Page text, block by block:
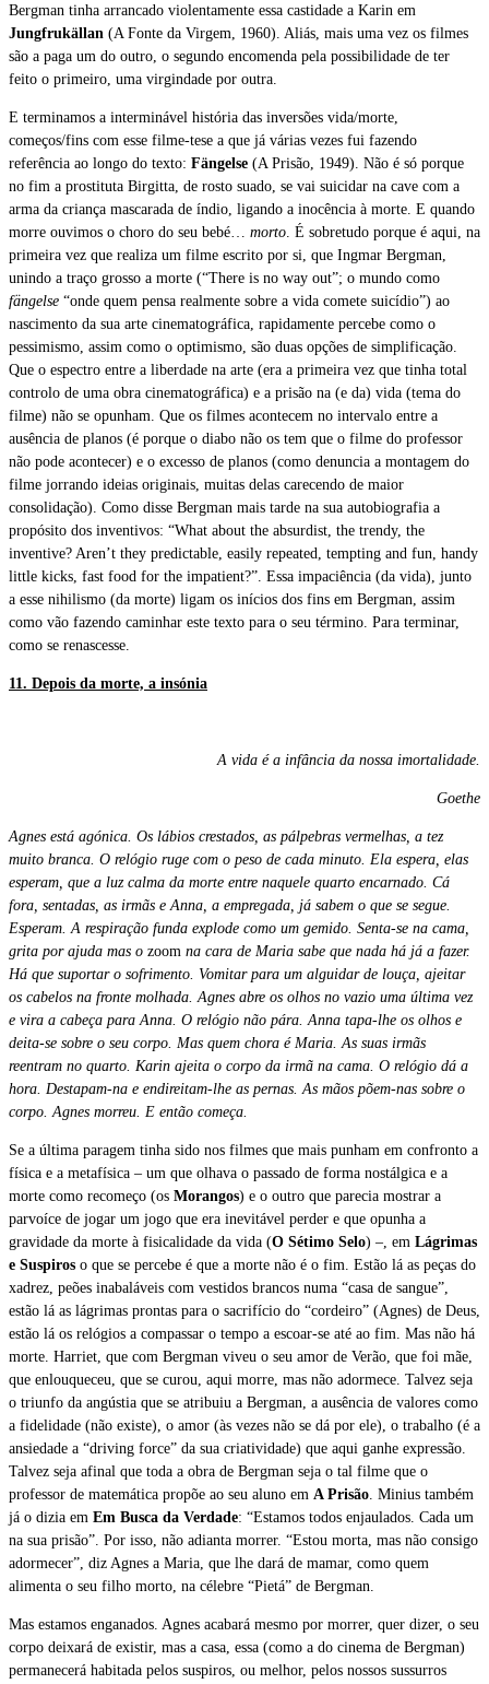
Bergman tinha arrancado violentamente essa castidade a Karin em
Jungfrukällan (A Fonte da Virgem, 1960). Aliás, mais uma vez os filmes
são a paga um do outro, o segundo encomenda pela possibilidade de ter
feito o primeiro, uma virgindade por outra.
E terminamos a interminável história das inversões vida/morte,
começos/fins com esse filme-tese a que já várias vezes fui fazendo
referência ao longo do texto: Fängelse (A Prisão, 1949). Não é só porque
no fim a prostituta Birgitta, de rosto suado, se vai suicidar na cave com a
arma da criança mascarada de índio, ligando a inocência à morte. E quando
morre ouvimos o choro do seu bebé… morto . É sobretudo porque é aqui, na
primeira vez que realiza um filme escrito por si, que Ingmar Bergman,
unindo a traço grosso a morte (“There is no way out”; o mundo como
fängelse “onde quem pensa realmente sobre a vida comete suicídio”) ao
nascimento da sua arte cinematográfica, rapidamente percebe como o
pessimismo, assim como o optimismo, são duas opções de simplificação.
Que o espectro entre a liberdade na arte (era a primeira vez que tinha total
controlo de uma obra cinematográfica) e a prisão na (e da) vida (tema do
filme) não se opunham. Que os filmes acontecem no intervalo entre a
ausência de planos (é porque o diabo não os tem que o filme do professor
não pode acontecer) e o excesso de planos (como denuncia a montagem do
filme jorrando ideias originais, muitas delas carecendo de maior
consolidação). Como disse Bergman mais tarde na sua autobiografia a
propósito dos inventivos: “What about the absurdist, the trendy, the
inventive? Aren’t they predictable, easily repeated, tempting and fun, handy
little kicks, fast food for the impatient?”. Essa impaciência (da vida), junto
a esse nihilismo (da morte) ligam os inícios dos fins em Bergman, assim
como vão fazendo caminhar este texto para o seu término. Para terminar,
como se renascesse.
11. Depois da morte, a insónia
A vida é a infância da nossa imortalidade.
Goethe
Agnes está agónica. Os lábios crestados, as pálpebras vermelhas, a tez
muito branca. O relógio ruge com o peso de cada minuto. Ela espera, elas
esperam, que a luz calma da morte entre naquele quarto encarnado. Cá
fora, sentadas, as irmãs e Anna, a empregada, já sabem o que se segue.
Esperam. A respiração funda explode como um gemido. Senta-se na cama,
grita por ajuda mas o zoom na cara de Maria sabe que nada há já a fazer.
Há que suportar o sofrimento. Vomitar para um alguidar de louça, ajeitar
os cabelos na fronte molhada. Agnes abre os olhos no vazio uma última vez
e vira a cabeça para Anna. O relógio não pára. Anna tapa-lhe os olhos e
deita-se sobre o seu corpo. Mas quem chora é Maria. As suas irmãs
reentram no quarto. Karin ajeita o corpo da irmã na cama. O relógio dá a
hora. Destapam-na e endireitam-lhe as pernas. As mãos põem-nas sobre o
corpo. Agnes morreu. E então começa.
Se a última paragem tinha sido nos filmes que mais punham em confronto a
física e a metafísica – um que olhava o passado de forma nostálgica e a
morte como recomeço (os Morangos) e o outro que parecia mostrar a
parvoíce de jogar um jogo que era inevitável perder e que opunha a
gravidade da morte à fisicalidade da vida (O Sétimo Selo) –, em Lágrimas
e Suspiros o que se percebe é que a morte não é o fim. Estão lá as peças do
xadrez, peões inabaláveis com vestidos brancos numa “casa de sangue”,
estão lá as lágrimas prontas para o sacrifício do “cordeiro” (Agnes) de Deus,
estão lá os relógios a compassar o tempo a escoar-se até ao fim. Mas não há
morte. Harriet, que com Bergman viveu o seu amor de Verão, que foi mãe,
que enlouqueceu, que se curou, aqui morre, mas não adormece. Talvez seja
o triunfo da angústia que se atribuiu a Bergman, a ausência de valores como
a fidelidade (não existe), o amor (às vezes não se dá por ele), o trabalho (é a
ansiedade a “driving force” da sua criatividade) que aqui ganhe expressão.
Talvez seja afinal que toda a obra de Bergman seja o tal filme que o
professor de matemática propõe ao seu aluno em A Prisão . Minius também
já o dizia em Em Busca da Verdade: “Estamos todos enjaulados. Cada um
na sua prisão”. Por isso, não adianta morrer. “Estou morta, mas não consigo
adormecer”, diz Agnes a Maria, que lhe dará de mamar, como quem
alimenta o seu filho morto, na célebre “Pietá” de Bergman.
Mas estamos enganados. Agnes acabará mesmo por morrer, quer dizer, o seu
corpo deixará de existir, mas a casa, essa (como a do cinema de Bergman)
permanecerá habitada pelos suspiros, ou melhor, pelos nossos sussurros